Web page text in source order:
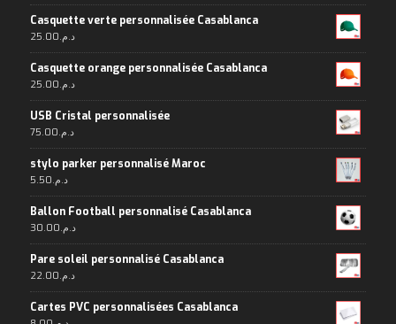
Casquette verte personnalisée Casablanca
د.م.25.00
Casquette orange personnalisée Casablanca
د.م.25.00
USB Cristal personnalisée
د.م.75.00
stylo parker personnalisé Maroc
د.م.5.50
Ballon Football personnalisé Casablanca
د.م.30.00
Pare soleil personnalisé Casablanca
د.م.22.00
Cartes PVC personnalisées Casablanca